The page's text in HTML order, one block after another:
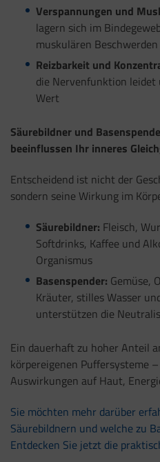
Verspannungen und
lagern sich im
muskulären Beschwerden
Reizbarkeit und
die Nervenfunktion
Wert
Säurebildner und
beeinflussen Ihr inneres
Entscheidend ist nicht der
sondern seine Wirkung im
Säurebildner: Fleisch,
Softdrinks, Kaffee und
Organismus
Basenspender: Gemüse,
Kräuter, stilles Wasser
unterstützen die
Ein dauerhaft zu hoher Anteil
körpereigenen Puffersysteme
Auswirkungen auf Haut,
Sie möchten mehr darüber
Säurebildnern und welche zu
Entdecken Sie jetzt die